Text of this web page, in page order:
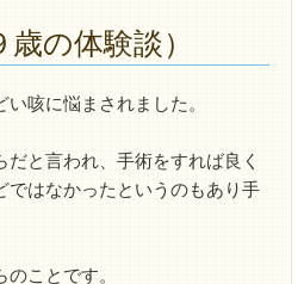
の体験談）
咳に悩まされました。
と言われ、手術をすれば良く
ではなかったというのもあり手
ことです。